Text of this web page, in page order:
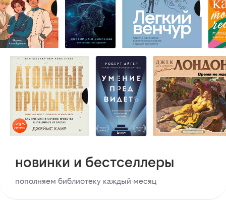
новинки и бестселлеры
пополняем библиотеку каждый месяц